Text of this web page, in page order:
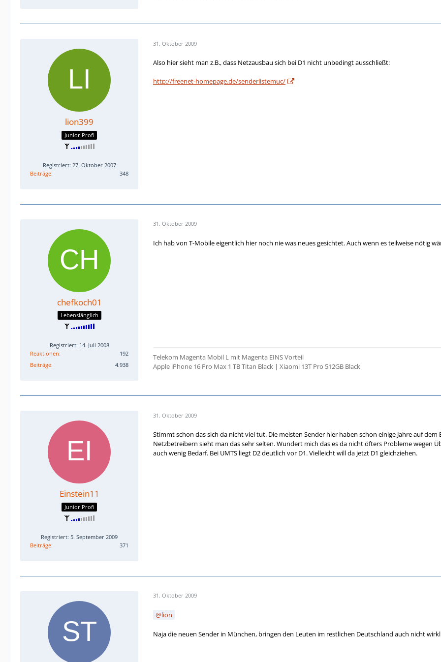
lion399
Junior Profi
Registriert: 27. Oktober 2007
Beiträge
348
31. Oktober 2009
Also hier sieht man z.B., dass Netzausbau sich bei D1 nicht unbedingt ausschließt:
http://freenet-homepage.de/senderlistemuc/
chefkoch01
Lebenslänglich
Registriert: 14. Juli 2008
Reaktionen
192
Beiträge
4.938
31. Oktober 2009
Ich hab von T-Mobile eigentlich hier noch nie was neues gesichtet. Auch wenn es teilweise nötig
Telekom Magenta Mobil L mit Magenta EINS Vorteil
Apple iPhone 16 Pro Max 1 TB Titan Black | Xiaomi 13T Pro 512GB Black
Einstein11
Junior Profi
Registriert: 5. September 2009
Beiträge
371
31. Oktober 2009
Stimmt schon das sich da nicht viel tut. Die meisten Sender hier haben schon einige Jahre auf
Netzbetreibern sieht man das sehr selten. Wundert mich das es da nicht öfters Probleme wegen
auch wenig Bedarf. Bei UMTS liegt D2 deutlich vor D1. Vielleicht will da jetzt D1 gleichziehen.
31. Oktober 2009
lion
Naja die neuen Sender in München, bringen den Leuten im restlichen Deutschland auch nicht